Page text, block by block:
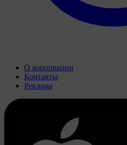
О корпорации
Контакты
Реклама